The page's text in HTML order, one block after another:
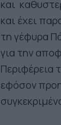
και
και έχει
τη γέφυρα
για την
Περιφέρεια
εφόσον